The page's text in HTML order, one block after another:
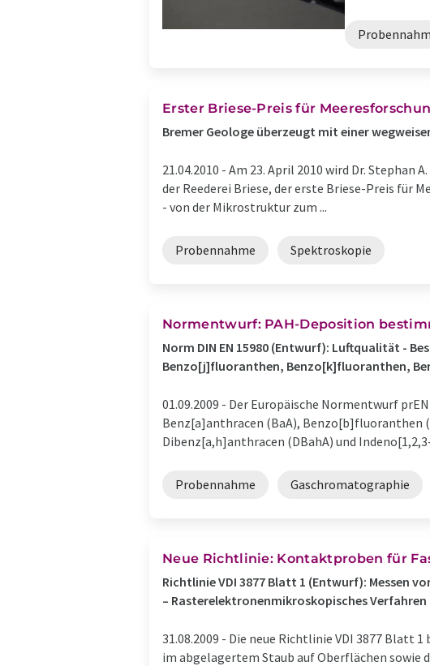
Erster Briese-Preis für
Bremer Geologe überzeugt mit einer
21.04.2010 - Am 23. April 2010 wird Dr. Stephan
der Reederei Briese, der erste Briese-Preis für
- von der Mikrostruktur zum ...
Probennahme Spektroskopie
Normentwurf: PAH-Deposition
Norm DIN EN 15980 (Entwurf): Luftqualität -
Benzo[j]fluoranthen, Benzo[k]fluoranthen,
01.09.2009 - Der Europäische Normentwurf
Benz[a]anthracen (BaA), Benzo[b]fluoranthen
Dibenz[a,h]anthracen (DBahA) und
Probennahme Gaschromatographie
Neue Richtlinie: Kontaktproben für
Richtlinie VDI 3877 Blatt 1 (Entwurf): Messen
– Rasterelektronenmikroskopisches Verfahren
31.08.2009 - Die neue Richtlinie VDI 3877 Blatt
im abgelagertem Staub auf Oberflächen sowie